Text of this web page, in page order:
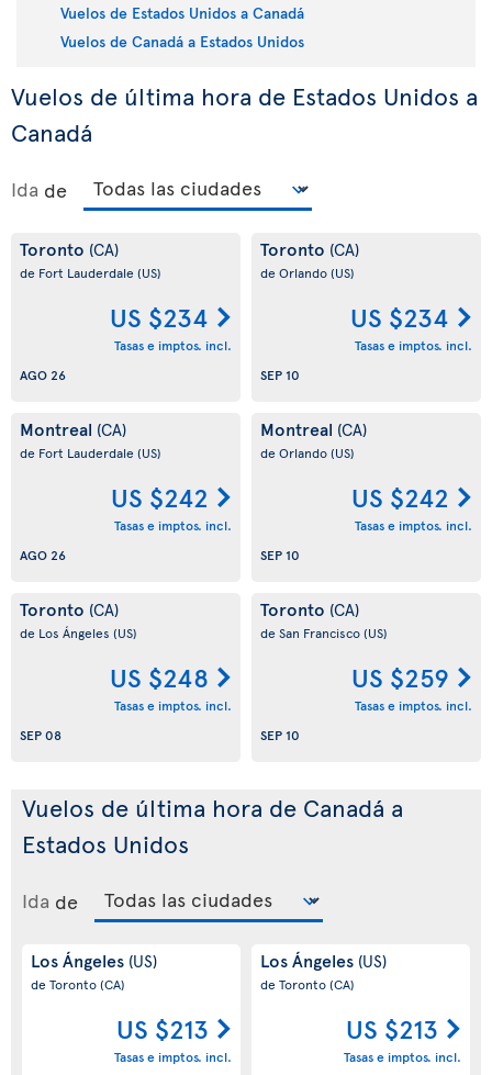
Vuelos de Estados Unidos a Canadá
Vuelos de Canadá a Estados Unidos
Vuelos de última hora de Estados Unidos a
Canadá
Ida de
Toronto (CA)
de Fort Lauderdale (US)
US $234
Tasas e imptos. incl.
AGO 26
Toronto (CA)
de Orlando(US)
US $234
Tasas e imptos. incl.
SEP 10
Montreal (CA)
de Fort Lauderdale (US)
US $242
Tasas e imptos. incl.
AGO 26
Montreal (CA)
de Orlando(US)
US $242
Tasas e imptos. incl.
SEP 10
Toronto (CA)
de Los Ángeles (US)
US $248
Tasas e imptos. incl.
SEP 08
Toronto (CA)
de San Francisco(US)
US $259
Tasas e imptos. incl.
SEP 10
Vuelos de última hora de Canadá a
Estados Unidos
Ida de
Los Ángeles (US)
de Toronto(CA)
US $213
Tasas e imptos. incl.
Los Ángeles (US)
de Toronto(CA)
US $213
Tasas e imptos. incl.